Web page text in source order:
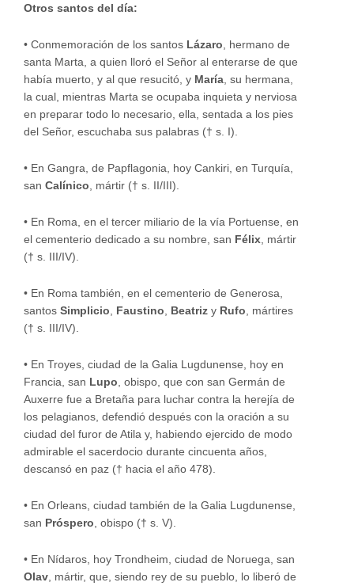
Otros santos del día:
• Conmemoración de los santos Lázaro, hermano de
santa Marta, a quien lloró el Señor al enterarse de que
había muerto, y al que resucitó, y María, su hermana,
la cual, mientras Marta se ocupaba inquieta y nerviosa
en preparar todo lo necesario, ella, sentada a los pies
del Señor, escuchaba sus palabras († s. I).
• En Gangra, de Papflagonia, hoy Cankiri, en Turquía,
san Calínico , mártir († s. II/III).
• En Roma, en el tercer miliario de la vía Portuense, en
el cementerio dedicado a su nombre, san Félix , mártir
(† s. III/IV).
• En Roma también, en el cementerio de Generosa,
santos Simplicio Faustino Beatriz y Rufo , mártires
(† s. III/IV).
• En Troyes, ciudad de la Galia Lugdunense, hoy en
Francia, san Lupo , obispo, que con san Germán de
Auxerre fue a Bretaña para luchar contra la herejía de
los pelagianos, defendió después con la oración a su
ciudad del furor de Atila y, habiendo ejercido de modo
admirable el sacerdocio durante cincuenta años,
descansó en paz († hacia el año 478).
• En Orleans, ciudad también de la Galia Lugdunense,
san Próspero , obispo († s. V).
• En Nídaros, hoy Trondheim, ciudad de Noruega, san
Olav , mártir, que, siendo rey de su pueblo, lo liberó de